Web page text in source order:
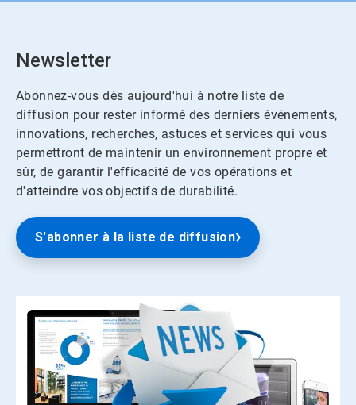
Newsletter
Abonnez-vous dès aujourd'hui à notre liste de
diffusion pour rester informé des derniers événements,
innovations, recherches, astuces et services qui vous
permettront de maintenir un environnement propre et
sûr, de garantir l'efficacité de vos opérations et
d'atteindre vos objectifs de durabilité.
S'abonner à la liste de diffusion